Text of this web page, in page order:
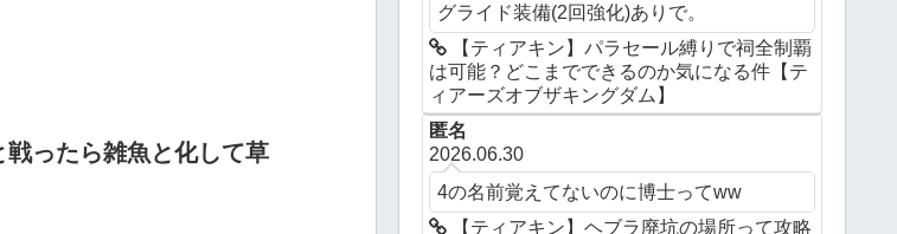
ったら雑魚と化して草
グライド装備(2回強化)ありで。
【ティアキン】パラセール縛りで祠全制覇
は可能？どこまでできるのか気になる件【テ
ィアーズオブザキングダム】
匿名
2026.06.30
4の名前覚えてないのに博士ってww
【ティアキン】ヘブラ廃坑の場所って攻略